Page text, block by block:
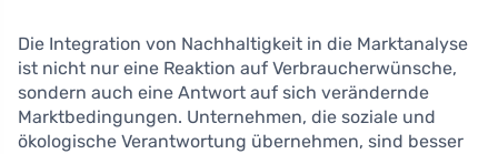
Die Integration von Nachhaltigkeit in die Marktanalyse
ist nicht nur eine Reaktion auf Verbraucherwünsche,
sondern auch eine Antwort auf sich verändernde
Marktbedingungen. Unternehmen, die soziale und
ökologische Verantwortung übernehmen, sind besser